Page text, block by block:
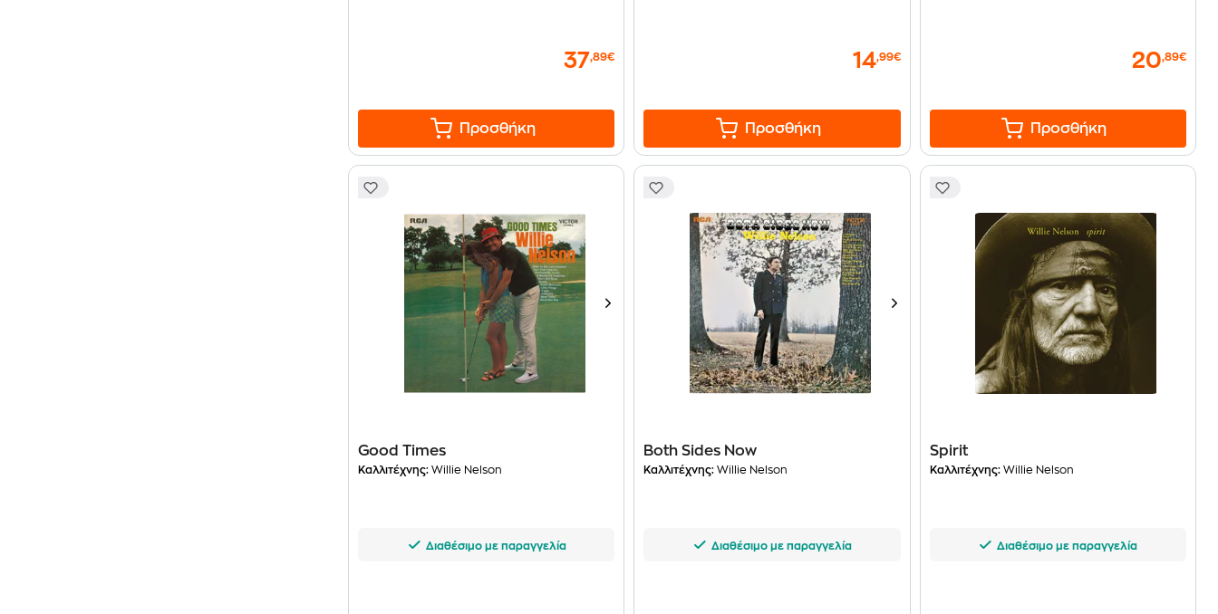
37,89€
Προσθήκη
14,99€
Προσθήκη
20,89€
Προσθήκη
Good Times
Καλλιτέχνης: Willie Nelson
Διαθέσιμο με παραγγελία
Both Sides Now
Καλλιτέχνης: Willie Nelson
Διαθέσιμο με παραγγελία
Spirit
Καλλιτέχνης:Willie Nelson
Διαθέσιμο με παραγγελία